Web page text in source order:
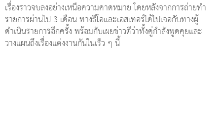
เรื่องราวจบลงอย่างเหนือความคาดหมาย โดยหลังจากการถ่ายทำ
รายการผ่านไป 3 เดือน ทางธีโอและเอสเทอร์ได้ไปเจอกับทางผู้
ดำเนินรายการอีกครั้ง พร้อมกับเผยข่าวดีว่าทั้งคู่กำลังพูดคุยและ
วางแผนถึงเรื่องแต่งงานกันในเร็ว ๆ นี้